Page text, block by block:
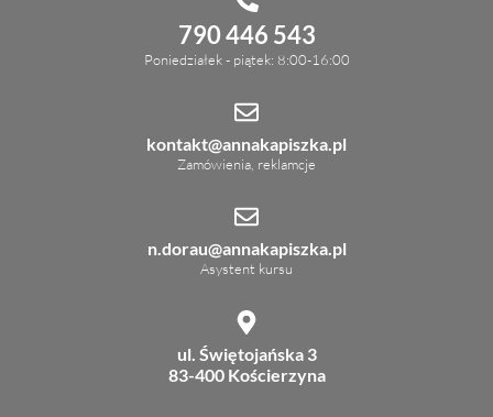
790 446 543
Poniedziałek - piątek: 8:00-16:00
kontakt@annakapiszka.pl
Zamówienia, reklamcje
n.dorau@annakapiszka.pl
Asystent kursu
ul. Świętojańska 3
83-400 Kościerzyna